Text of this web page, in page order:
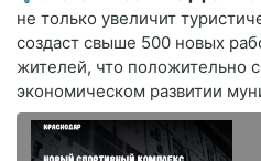
не только увеличит
создаст свыше 500 новых
жителей, что положительно
экономическом развитии